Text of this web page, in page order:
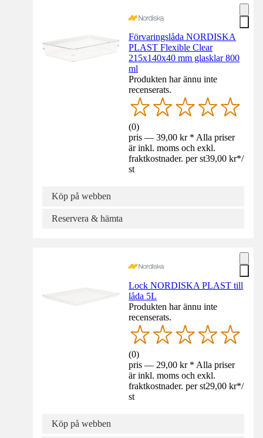
Förvaringslåda NORDISKA
PLAST Flexible Clear
215x140x40 mm glasklar 800
ml
Produkten har ännu inte
recenserats.
(0)
pris — 39,00 kr * Alla priser
är inkl. moms och exkl.
fraktkostnader. per st39,00 kr*/
st
Köp på webben
Reservera & hämta
Lock NORDISKA PLAST till
låda 5L
Produkten har ännu inte
recenserats.
(0)
pris — 29,00 kr * Alla priser
är inkl. moms och exkl.
fraktkostnader. per st29,00 kr*/
st
Köp på webben